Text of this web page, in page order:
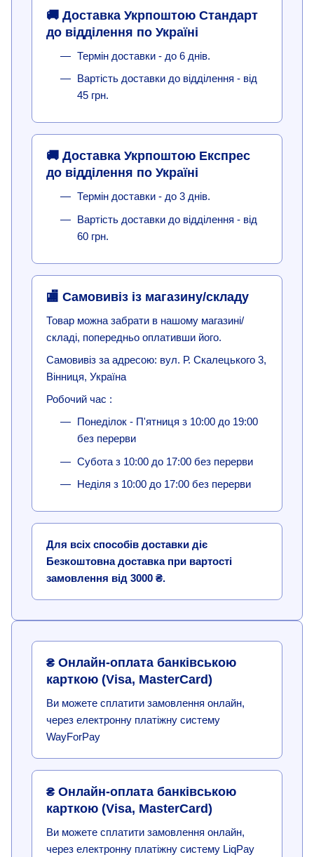
🚚 Доставка Укрпоштою Стандарт
до відділення по Україні
Термін доставки - до 6 днів.
Вартість доставки до відділення - від
45 грн.
🚚 Доставка Укрпоштою Експрес
до відділення по Україні
Термін доставки - до 3 днів.
Вартість доставки до відділення - від
60 грн.
🏬 Самовивіз із магазину/складу
Товар можна забрати в нашому магазині/
складі, попередньо оплативши його.
Самовивіз за адресою: вул. Р. Скалецького 3,
Вінниця, Україна
Робочий час :
Понеділок - П'ятниця з 10:00 до 19:00
без перерви
Субота з 10:00 до 17:00 без перерви
Неділя з 10:00 до 17:00 без перерви
Для всіх способів доставки діє
Безкоштовна доставка при вартості
замовлення від 3000 ₴.
₴ Онлайн-оплата банківською
карткою (Visa, MasterCard)
Ви можете сплатити замовлення онлайн,
через електронну платіжну систему
WayForPay
₴ Онлайн-оплата банківською
карткою (Visa, MasterCard)
Ви можете сплатити замовлення онлайн,
через електронну платіжну систему LiqPay